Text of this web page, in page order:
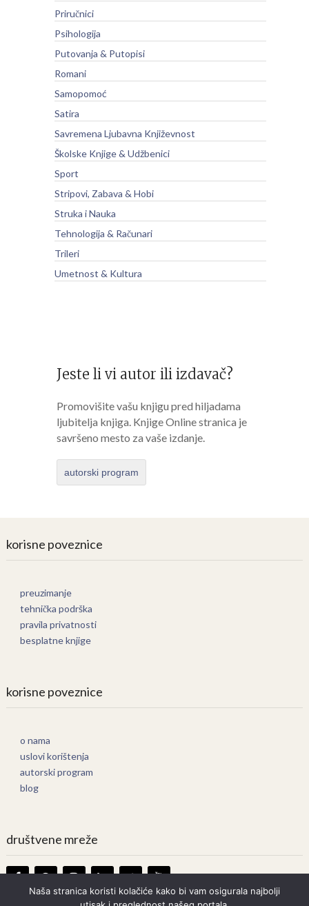
Priručnici
Psihologija
Putovanja & Putopisi
Romani
Samopomoć
Satira
Savremena Ljubavna Književnost
Školske Knjige & Udžbenici
Sport
Stripovi, Zabava & Hobi
Struka i Nauka
Tehnologija & Računari
Trileri
Umetnost & Kultura
Jeste li vi autor ili izdavač?
Promovišite vašu knjigu pred hiljadama
ljubitelja knjiga. Knjige Online stranica je
savršeno mesto za vaše izdanje.
autorski program
korisne poveznice
preuzimanje
tehnička podrška
pravila privatnosti
besplatne knjige
korisne poveznice
o nama
uslovi korištenja
autorski program
blog
društvene mreže
Naša stranica koristi kolačiće kako bi vam osigurala najbolji